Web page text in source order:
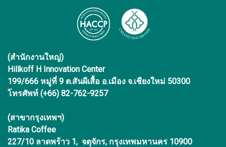
(สำนักงานใหญ่)
Hillkoff H Innovation Center
199/666 หมู่ที่ 9 ต.สันผีเสื้อ อ.เมือง จ.เชียงใหม่ 50300
โทรศัพท์ (+66) 82-762-9257
(สาขากรุงเทพฯ)
Ratika Coffee
227/10 ลาดพร้าว 1, จตุจักร, กรุงเทพมหานคร 10900